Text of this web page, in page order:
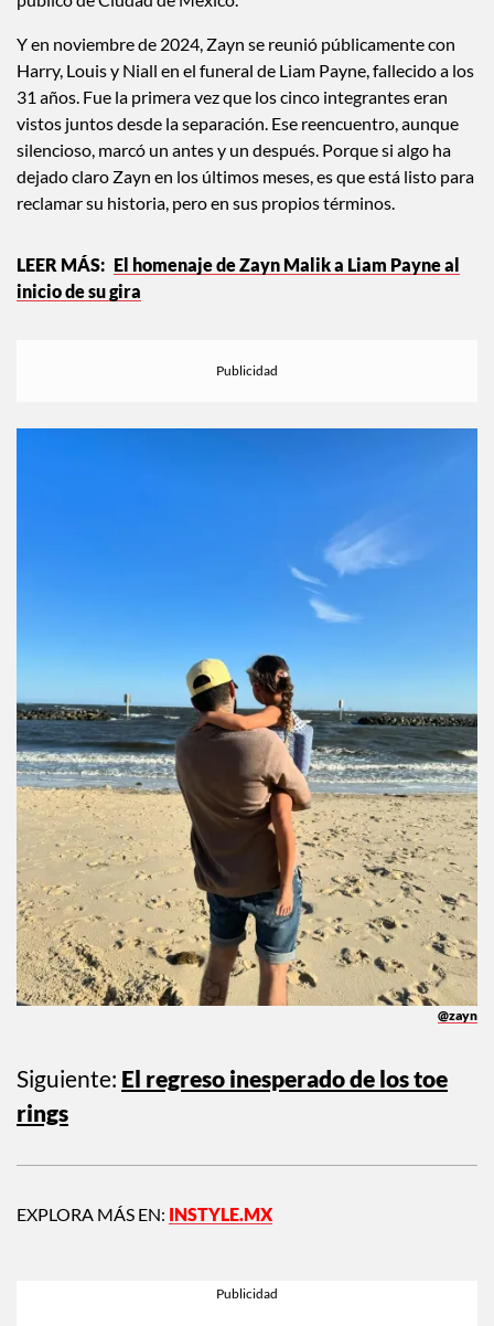
Y en noviembre de 2024, Zayn se reunió públicamente con
Harry, Louis y Niall en el funeral de Liam Payne, fallecido a los
31 años. Fue la primera vez que los cinco integrantes eran
vistos juntos desde la separación. Ese reencuentro, aunque
silencioso, marcó un antes y un después. Porque si algo ha
dejado claro Zayn en los últimos meses, es que está listo para
reclamar su historia, pero en sus propios términos.
El homenaje de Zayn Malik a Liam Payne al
inicio de su gira
@zayn
Siguiente: El regreso inesperado de los toe
rings
EXPLORA MÁS EN: INSTYLE.MX